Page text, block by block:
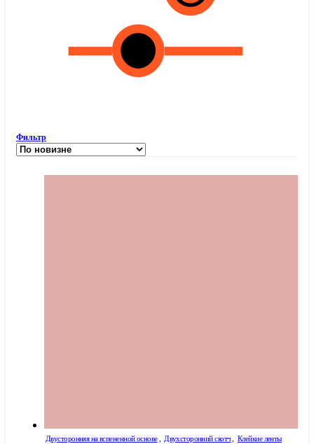
Фильтр
Двусторонняя на вспененной основе , Двухсторонний скотч, Клейкие ленты